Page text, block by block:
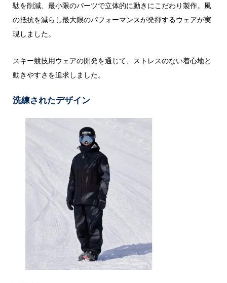
駄を削減、最小限のパーツで立体的に動きにこだわり製作。風
の抵抗を減らし最大限のパフォーマンスが発揮するウェアが実
現しました。
スキー競技用ウェアの開発を通じて、ストレスのない着心地と
動きやすさを追求しました。
洗練されたデザイン